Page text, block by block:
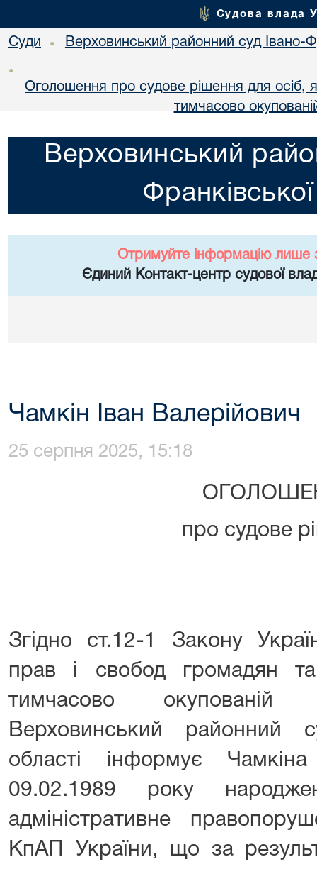
Судова влада
Суди • Верховинський районний суд Івано-
•
Оголошення про судове рішення для осіб,
тимчасово
Верховинський
Отримуйте інформацію лише
Єдиний Контакт-центр судової
Чамкін Іван Валерійович
25 серпня 2025, 15:18
про судове
Згідно ст.12-1 Закону
прав і свобод громадян
тимчасово окупованій
Верховинський районний
області інформує
09.02.1989 року
адміністративне
КпАП України, що за